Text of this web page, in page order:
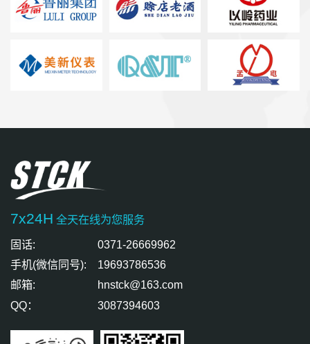
7x24H 全天在线为您服务
固话:
0371-26669962
手机(微信同号):
19693786536
邮箱:
hnstck@163.com
QQ：
3087394603